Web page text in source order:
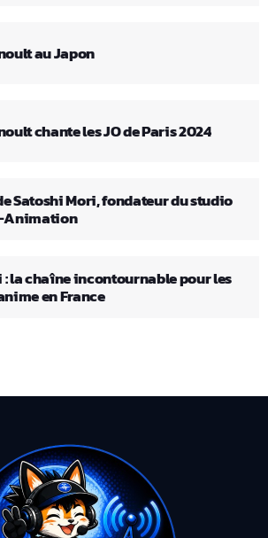
au Japon
chante les JO de Paris 2024
Satoshi Mori, fondateur du studio
Animation
: la chaîne incontournable pour les
en France